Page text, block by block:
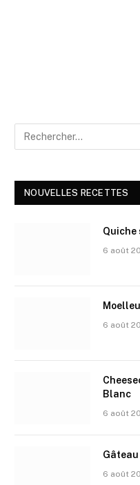
NOUVELLES RECETTES
Quiche
6 août
6 août
Blanc
6 août
6 août